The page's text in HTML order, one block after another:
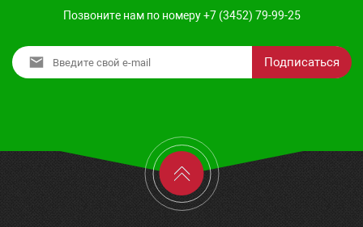
Позвоните нам по номеру +7 (3452) 79-99-25
Подписаться